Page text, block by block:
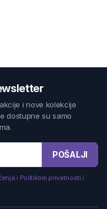
i nove kolekcije
dostupne su samo
POŠALJI
i Politikom privatnosti i